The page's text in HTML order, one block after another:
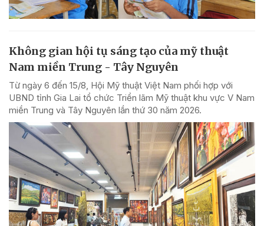
Không gian hội tụ sáng tạo của mỹ thuật
Nam miền Trung - Tây Nguyên
Từ ngày 6 đến 15/8, Hội Mỹ thuật Việt Nam phối hợp với
UBND tỉnh Gia Lai tổ chức Triển lãm Mỹ thuật khu vực V Nam
miền Trung và Tây Nguyên lần thứ 30 năm 2026.